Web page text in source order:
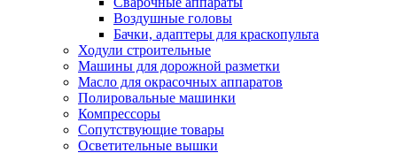
Воздушные головы
Бачки, адаптеры для краскопульта
Ходули строительные
Машины для дорожной разметки
Масло для окрасочных аппаратов
Полировальные машинки
Компрессоры
Сопутствующие товары
Осветительные вышки